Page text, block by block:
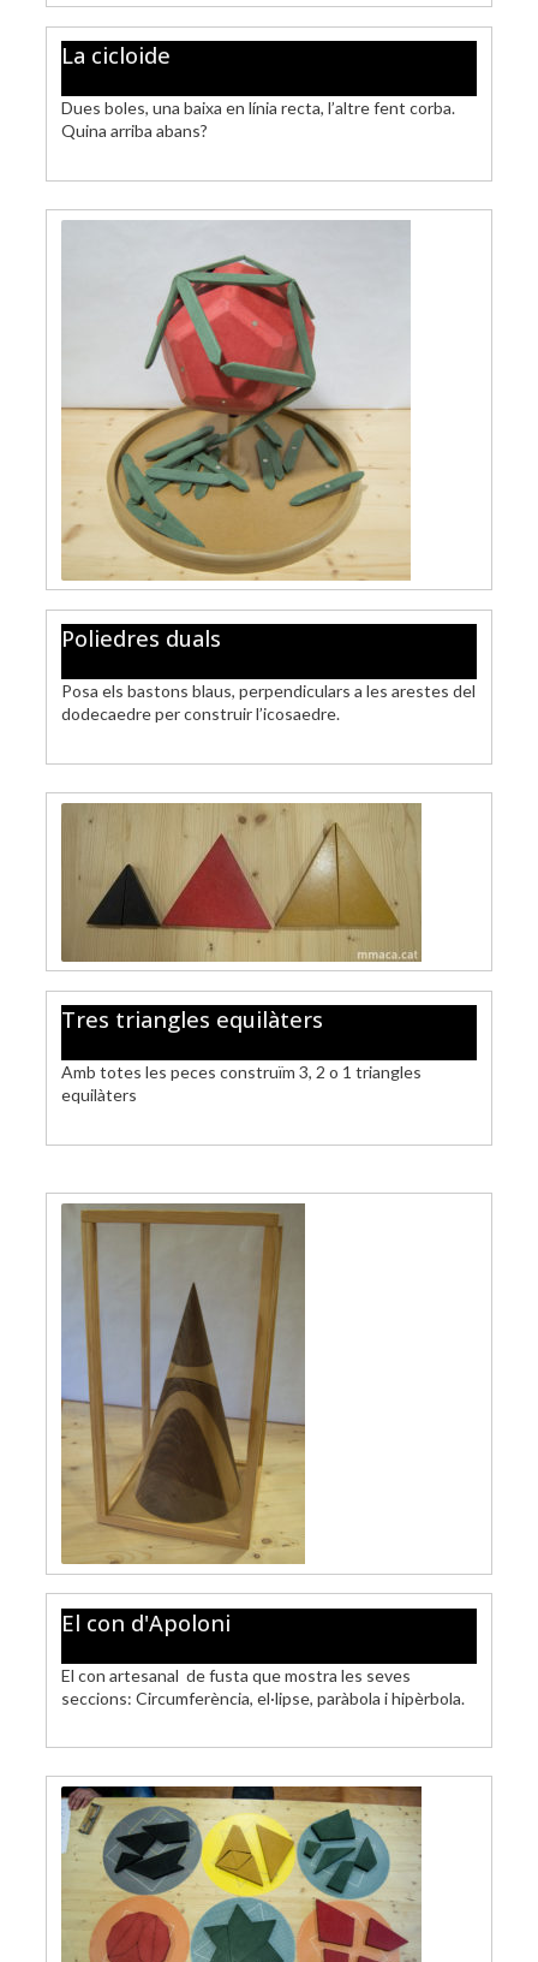
La cicloide
Dues boles, una baixa en línia recta, l’altre fent corba.
Quina arriba abans?
Poliedres duals
Posa els bastons blaus, perpendiculars a les arestes del
dodecaedre per construir l’icosaedre.
Tres triangles equilàters
Amb totes les peces construïm 3, 2 o 1 triangles
equilàters
El con d'Apoloni
El con artesanal de fusta que mostra les seves
seccions: Circumferència, el·lipse, paràbola i hipèrbola.